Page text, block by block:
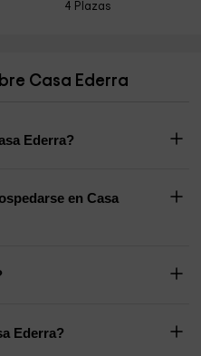
4 Plazas
Casa Ederra
Ederra?
en Casa
Ederra?